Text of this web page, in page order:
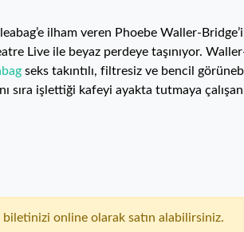
ilham veren Phoebe Waller-
Live ile beyaz perdeye taşınıyor.
seks takıntılı, filtresiz ve bencil
sıra işlettiği kafeyi ayakta tutmaya
biletinizi online olarak satın alabilirsiniz.